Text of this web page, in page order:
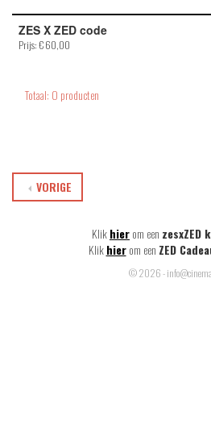
ZES X ZED code
Prijs: € 60,00
Totaal: 0 producten
VORIGE
Klikhierom een zesxZED
Klik hier om een ZED
© 2026 -